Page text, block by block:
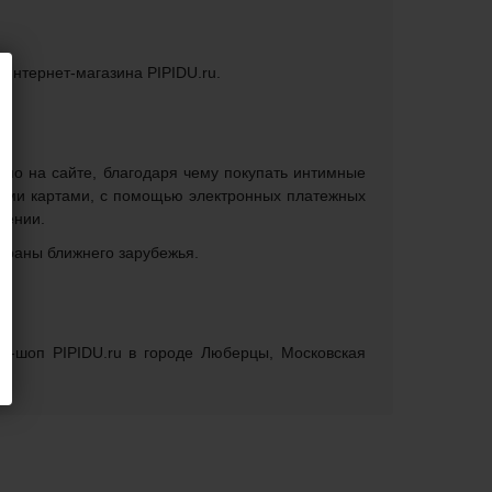
интернет-магазина PIPIDU.ru.
на сайте, благодаря чему покупать интимные
картами, с помощью электронных платежных
ближнего зарубежья.
шоп PIPIDU.ru в городе Люберцы, Московская